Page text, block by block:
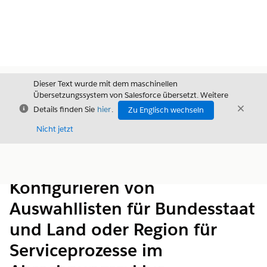
Schließen
Dieser Text wurde mit dem maschinellen
Übersetzungssystem von Salesforce übersetzt. Weitere
Details finden Sie hier.
Zu Englisch wechseln
Nicht jetzt
Konfigurieren von
Auswahllisten für Bundesstaat
und Land oder Region für
Serviceprozesse im